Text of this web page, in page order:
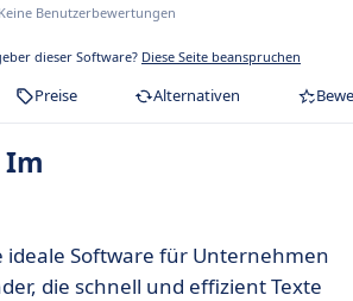
Keine Benutzerbewertungen
dieser Software? Diese Seite beanspruchen
Preise Alternativen
Im
ideale Software für Unternehmen
die schnell und effizient Texte